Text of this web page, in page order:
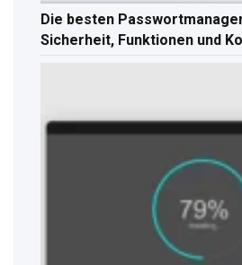
Die besten
Sicherheit, Funktionen und